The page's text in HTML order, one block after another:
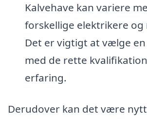
Kalvehave kan variere
forskellige elektrikere og
Det er vigtigt at vælge
med de rette
erfaring.
Derudover kan det være